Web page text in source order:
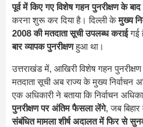
पूर्व में किए गए विशेष गहन पुनरीक्षण के
करना शुरू कर दिया है। दिल्ली केमुख्य
2008 की मतदाता सूची उपलब्ध कराईगई
बार व्यापक पुनरीक्षणहुआ था।
उत्तराखंड में, आखिरी विशेष गहन
मतदाता सूची अब राज्य के मुख्य निर्वाचन
एक अधिकारी ने बताया कि निर्वाचन
पुनरीक्षण पर अंतिम फैसला लेंगे, जब
संबंधित मामला शीर्ष अदालत में फिर से